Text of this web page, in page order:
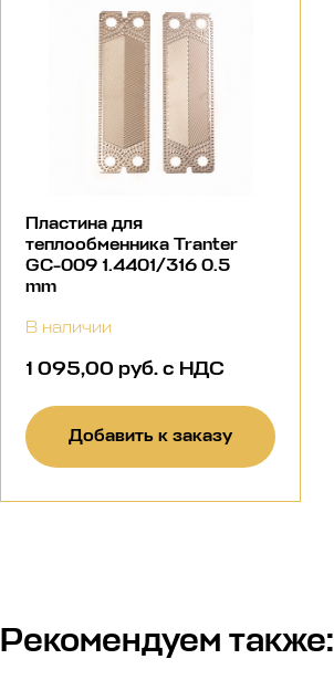
Пластина для
теплообменника Tranter
GC-009 1.4401/316 0.5
mm
В наличии
1 095,00 руб. с НДС
Добавить к заказу
Рекомендуем также: